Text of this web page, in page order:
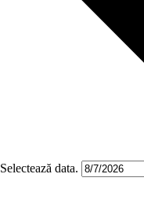
Selectează data.